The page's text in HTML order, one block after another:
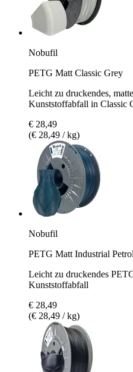
Nobufil
PETG Matt Classic Grey
Leicht zu druckendes,
Kunststoffabfall in Classic
€ 28,49
(€ 28,49 / kg)
Nobufil
PETG Matt Industrial Petrol
Leicht zu druckendes
Kunststoffabfall
€ 28,49
(€ 28,49 / kg)